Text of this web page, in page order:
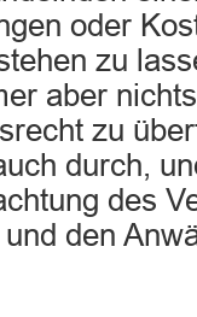
oder
zu
aber
zu
durch,
des
den